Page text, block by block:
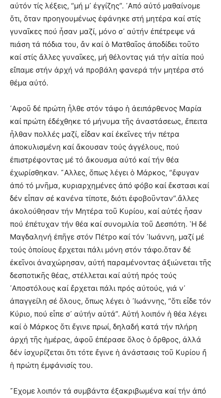
αὐτόν τίς λέξεις, “μή μ᾿ ἐγγίζης”. ᾿Από αὐτό μαθαίνομε
ὅτι, ὅταν προηγουμένως ἐφάνηκε στή μητέρα καί στίς
γυναῖκες πού ἦσαν μαζί, μόνο σ᾿ αὐτήν ἐπέτρεψε νά
πιάση τά πόδια του, ἄν καί ὁ Ματθαῖος ἀποδίδει τοῦτο
καί στίς ἄλλες γυναῖκες, μή θέλοντας γιά τήν αἰτία πού
εἴπαμε στήν ἀρχή νά προβάλη φανερά τήν μητέρα στό
θέμα αὐτό.
᾿Αφοῦ δέ πρώτη ἦλθε στόν τάφο ἡ ἀειπάρθενος Μαρία
καί πρώτη ἐδέχθηκε τό μήνυμα τῆς ἀναστάσεως, ἔπειτα
ἦλθαν πολλές μαζί, εἶδαν καί ἐκεῖνες τήν πέτρα
ἀποκυλισμένη καί ἄκουσαν τούς ἀγγέλους, πού
ἐπιστρέφοντας μέ τό ἄκουσμα αὐτό καί τήν θέα
ἐχωρίσθηκαν. ῎Αλλες, ὅπως λέγει ὁ Μάρκος, “ἔφυγαν
ἀπό τό μνῆμα, κυριαρχημένες ἀπό φόβο καί ἔκστασι καί
δέν εἶπαν σέ κανένα τίποτε, διότι ἐφοβοῦνταν“.ἄλλες
ἀκολούθησαν τήν Μητέρα τοῦ Κυρίου, καί αὐτές ἦσαν
πού ἐπέτυχαν τήν θέα καί συνομιλία τοῦ Δεσπότη. ῾Η δέ
Μαγδαληνή ἐπῆγε στόν Πέτρο καί τόν ᾿Ιωάννη, μαζί μέ
τούς ὁποίους ἔρχεται πάλι μόνη στόν τάφο.ὅταν δέ
ἐκεῖνοι ἀναχώρησαν, αὐτή παραμένοντας ἀξιώνεται τῆς
δεσποτικῆς θέας, στέλλεται καί αὐτή πρός τούς
᾿Αποστόλους καί ἔρχεται πάλι πρός αὐτούς, γιά ν᾿
ἀπαγγείλη σέ ὅλους, ὅπως λέγει ὁ ᾿Ιωάννης, “ὅτι εἶδε τόν
Κύριο, πού εἶπε σ᾿ αὐτήν αὐτά”. Αὐτή λοιπόν ἡ θέα λέγει
καί ὁ Μάρκος ὅτι ἔγινε πρωί, δηλαδή κατά τήν πλήρη
ἀρχή τῆς ἡμέρας, ἀφοῦ ἐπέρασε ὅλος ὁ ὄρθρος, ἀλλά
δέν ἰσχυρίζεται ὅτι τότε ἔγινε ἡ ἀνάστασις τοῦ Κυρίου ἤ
ἡ πρώτη ἐμφάνισίς του.
῎Εχομε λοιπόν τά συμβάντα ἐξακριβωμένα καί τήν ἀπό